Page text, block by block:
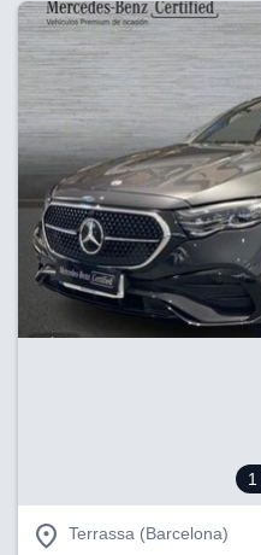
1
Terrassa (Barcelona)